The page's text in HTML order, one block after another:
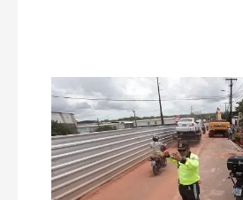
Pirangi
funcionarão
normalmente
durante